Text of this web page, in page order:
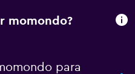
momondo?
para